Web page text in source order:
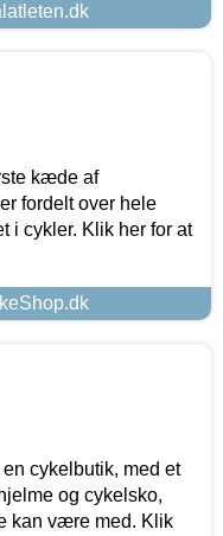
kæde af
fordelt over hele
i cykler. Klik her for at
cykelbutik, med et
og cykelsko,
kan være med. Klik